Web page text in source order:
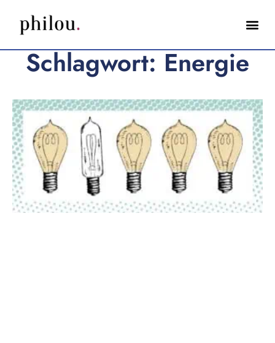
Schlagwort: Energie